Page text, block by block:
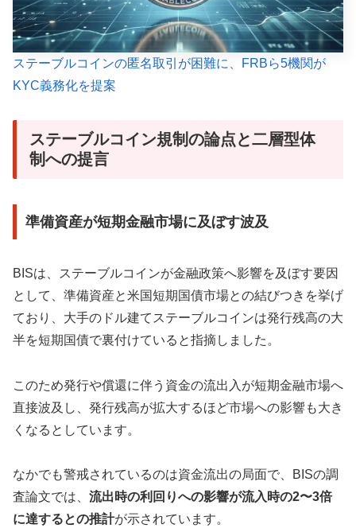
ステーブルコインの匿名取引が困難に、FRBら5機関が
KYC義務化を提案
ステーブルコイン規制の論点と二層型体
制への提言
準備資産が短期金融市場に及ぼす波及
BISは、ステーブルコインが金融政策へ影響を及ぼす要因
として、準備資産と米国短期国債市場との結びつきを挙げ
ており、大手のドル建てステーブルコインは発行残高の大
半を短期国債で裏付けていると指摘しました。
このため発行や償還に伴う資金の流出入が短期金融市場へ
直接波及し、発行残高が拡大するほど市場への影響も大き
くなるとしています。
なかでも警戒されているのは資金流出の局面で、BISの調
査論文では、 流出時の利回りへの影響が流入時の2〜3倍
に達するとの推計が示されています。